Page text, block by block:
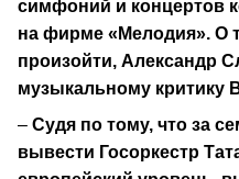
симфоний и концертов
на фирме «Мелодия». О
произойти, Александр
музыкальному критику
– Судя по тому, что за
вывести Госоркестр